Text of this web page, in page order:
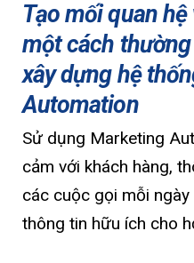
Tạo mối quan
một cách
xây dựng hệ
Automation
Sử dụng Marketing
cảm với khách hàng,
các cuộc gọi mỗi
thông tin hữu ích cho